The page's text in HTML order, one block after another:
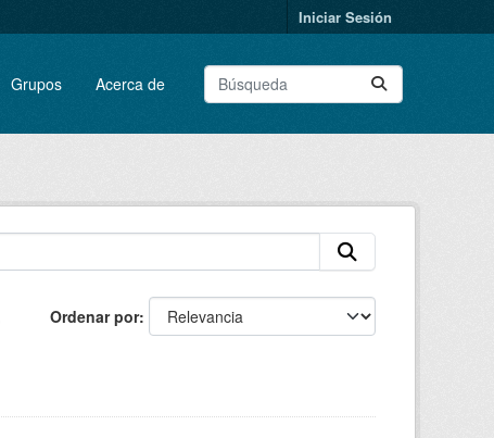
Iniciar Sesión
Grupos Acerca de
Ordenar por